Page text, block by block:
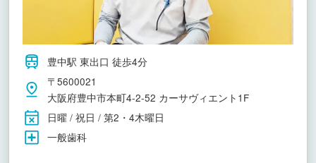
豊中駅 東出口 徒歩4分
〒5600021
大阪府豊中市本町4-2-52 カーサヴィエント1F
日曜 / 祝日 / 第2・4木曜日
一般歯科